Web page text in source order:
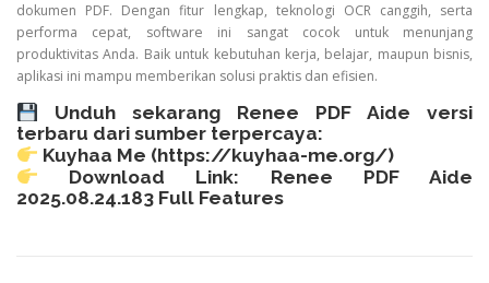
dokumen PDF. Dengan fitur lengkap, teknologi OCR canggih, serta
performa cepat, software ini sangat cocok untuk menunjang
produktivitas Anda. Baik untuk kebutuhan kerja, belajar, maupun bisnis,
aplikasi ini mampu memberikan solusi praktis dan efisien.
Unduh sekarang Renee PDF Aide versi
terbaru dari sumber terpercaya:
Kuyhaa Me (https://kuyhaa-me.org/)
Download Link: Renee PDF Aide
2025.08.24.183 Full Features